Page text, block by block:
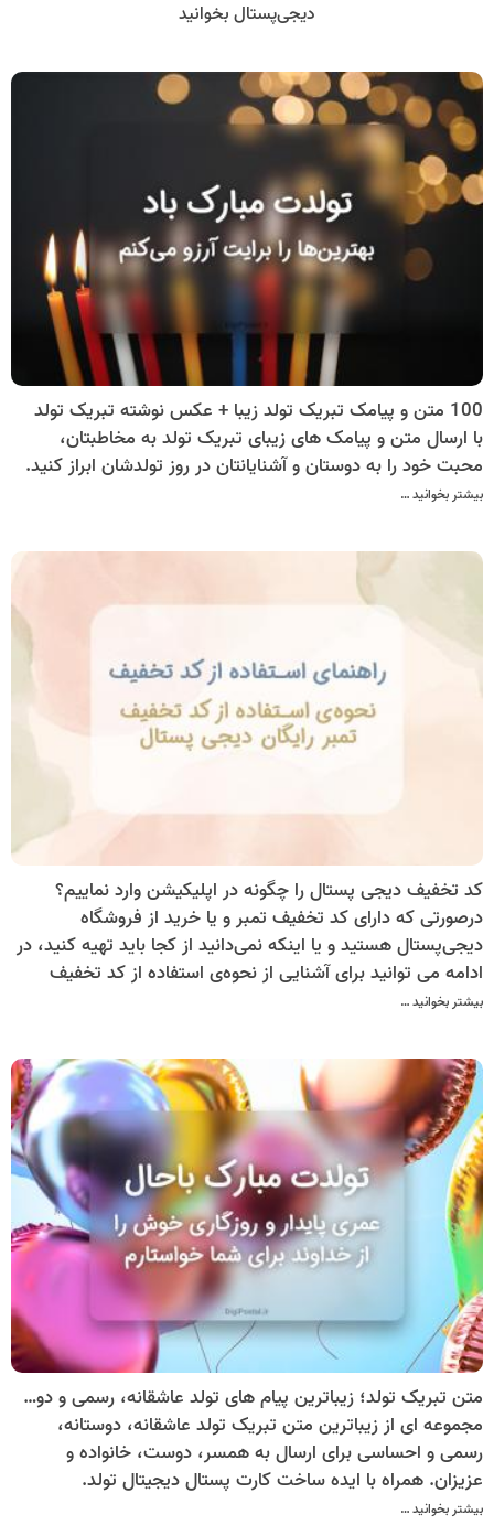
دیجی‌پستال بخوانید
100 متن و پیامک تبریک تولد زیبا + عکس نوشته تبریک تولد
با ارسال متن و پیامک های زیبای تبریک تولد به مخاطبتان،
محبت خود را به دوستان و آشنایانتان در روز تولدشان ابراز کنید.
بیشتر بخوانید …
کد تخفیف دیجی پستال را چگونه در اپلیکیشن وارد نماییم؟
درصورتی که دارای کد تخفیف تمبر و یا خرید از فروشگاه
دیجی‌پستال هستید و یا اینکه نمی‌دانید از کجا باید تهیه کنید، در
ادامه می توانید برای آشنایی از نحوه‌ی استفاده از کد تخفیف
دیجی پستال با ما همراه باشید.
بیشتر بخوانید …
متن تبریک تولد؛ زیباترین پیام های تولد عاشقانه، رسمی و دوستانه
مجموعه ای از زیباترین متن تبریک تولد عاشقانه، دوستانه،
رسمی و احساسی برای ارسال به همسر، دوست، خانواده و
عزیزان. همراه با ایده ساخت کارت پستال دیجیتال تولد.
بیشتر بخوانید …